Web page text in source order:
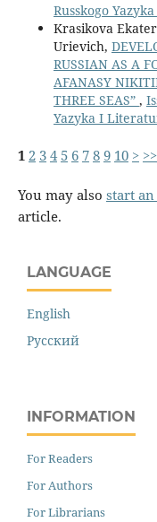
Russkogo
Krasikova
Urievich,
RUSSIAN AS A
AFANASY
THREE SEAS” ,
Yazyka I
12 34 5 6 789 10 > >>
You may also start
article.
LANGUAGE
English
Русский
INFORMATION
For Readers
For Authors
For Librarians